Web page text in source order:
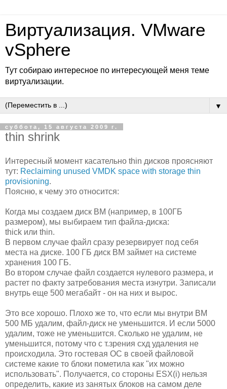
Виртуализация. VMware
vSphere
Тут собираю интересное по интересующей меня теме
виртуализации.
▼
суббота, 15 августа 2009 г.
thin shrink
Интересный момент касательно thin дисков проясняют
тут: Reclaiming unused VMDK space with storage thin
provisioning.
Поясню, к чему это относится:
Когда мы создаем диск ВМ (например, в 100ГБ
размером), мы выбираем тип файла-диска:
thick или thin.
В первом случае файл сразу резервирует под себя
места на диске. 100 ГБ диск ВМ займет на системе
хранения 100 ГБ.
Во втором случае файл создается нулевого размера, и
растет по факту затребования места изнутри. Записали
внутрь еще 500 мегабайт - он на них и вырос.
Это все хорошо. Плохо же то, что если мы внутри ВМ
500 МБ удалим, файл-диск не уменьшится. И если 5000
удалим, тоже не уменьшится. Сколько не удалим, не
уменьшится, потому что с т.зрения схд удаления не
происходила. Это гостевая ОС в своей файловой
системе какие то блоки пометила как "их можно
использовать". Получается, со стороны ESX(i) нельзя
определить, какие из занятых блоков на самом деле